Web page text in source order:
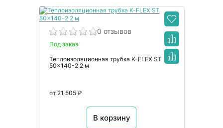
0 отзывов
Под заказ
Теплоизоляционная трубка K-FLEX ST
50x140-2 2 м
от 21 505 ₽
В корзину